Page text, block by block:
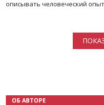
описывать человеческий
ОБ АВТОРЕ